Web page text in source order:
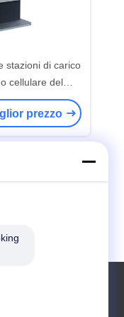
stazioni di carico
cellulare del
con le serrature
sicure
prezzo